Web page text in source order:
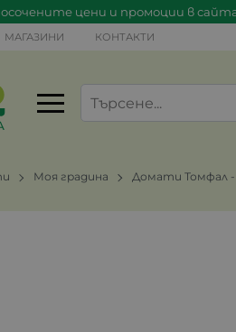
цени и промоции в
МАГАЗИНИ КОНТАКТИ
Моя градина Домати Томфал -